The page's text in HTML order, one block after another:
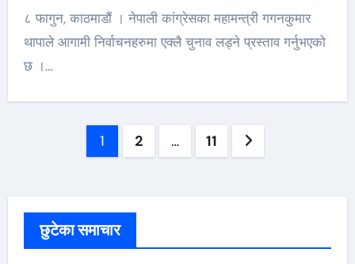
८ फागुन, काठमाडौं । नेपाली कांग्रेसका महामन्त्री गगनकुमार
थापाले आगामी निर्वाचनहरुमा एक्लै चुनाव लड्ने प्रस्ताव गर्नुभएको
छ ।…
1 2 … 11
छुटेका समाचार